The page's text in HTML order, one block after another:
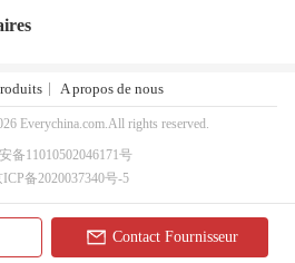
Contact Fournisseur
A propos de nous
Everychina.com.All rights reserved.
备11010502046171号
ICP备2020037340号-5